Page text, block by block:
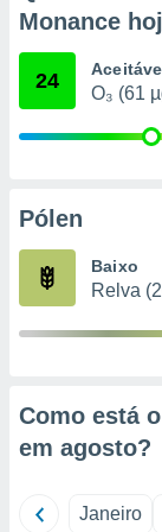
qual se
ou opor-
qualquer
o
num
Monance
24
O₃ (61
Pólen
Baixo
Relva
Como está
em agosto?
Janeiro